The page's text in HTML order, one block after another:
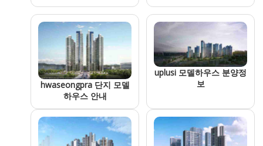
hwaseongpra 단지 모델
하우스 안내
uplusi 모델하우스 분양정
보